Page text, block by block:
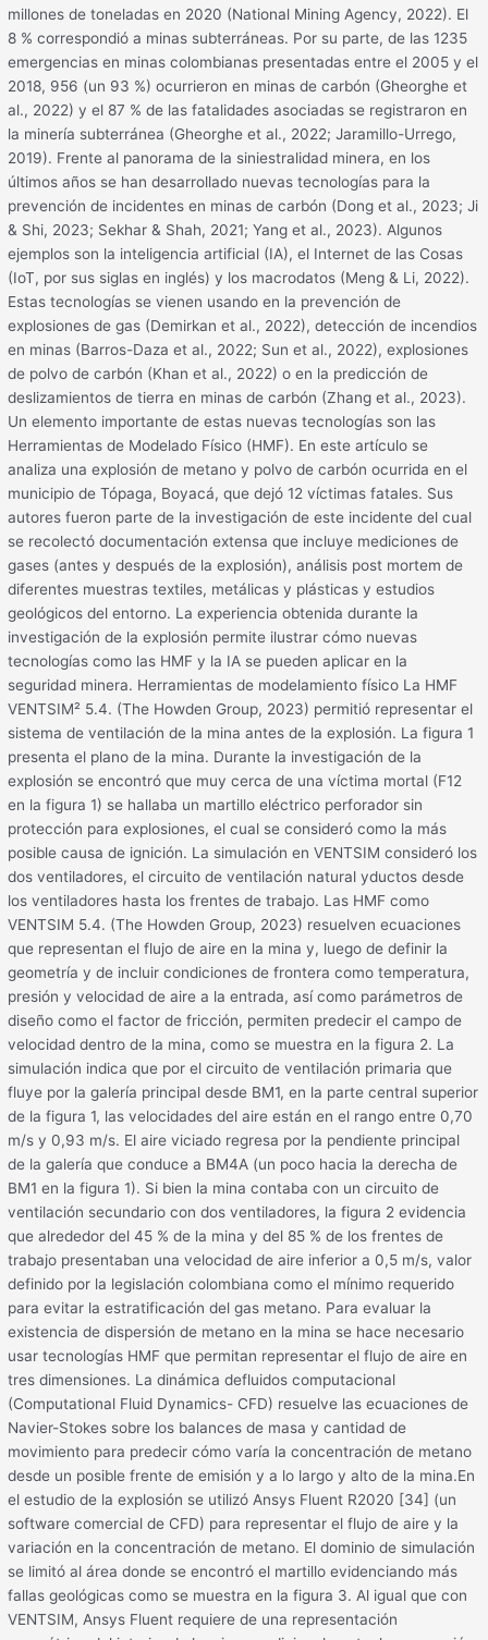
millones de toneladas en 2020 (National Mining Agency, 2022). El
8 % correspondió a minas subterráneas. Por su parte, de las 1235
emergencias en minas colombianas presentadas entre el 2005 y el
2018, 956 (un 93 %) ocurrieron en minas de carbón (Gheorghe et
al., 2022) y el 87 % de las fatalidades asociadas se registraron en
la minería subterránea (Gheorghe et al., 2022; Jaramillo-Urrego,
2019). Frente al panorama de la siniestralidad minera, en los
últimos años se han desarrollado nuevas tecnologías para la
prevención de incidentes en minas de carbón (Dong et al., 2023; Ji
& Shi, 2023; Sekhar & Shah, 2021; Yang et al., 2023). Algunos
ejemplos son la inteligencia artificial (IA), el Internet de las Cosas
(IoT, por sus siglas en inglés) y los macrodatos (Meng & Li, 2022).
Estas tecnologías se vienen usando en la prevención de
explosiones de gas (Demirkan et al., 2022), detección de incendios
en minas (Barros-Daza et al., 2022; Sun et al., 2022), explosiones
de polvo de carbón (Khan et al., 2022) o en la predicción de
deslizamientos de tierra en minas de carbón (Zhang et al., 2023).
Un elemento importante de estas nuevas tecnologías son las
Herramientas de Modelado Físico (HMF). En este artículo se
analiza una explosión de metano y polvo de carbón ocurrida en el
municipio de Tópaga, Boyacá, que dejó 12 víctimas fatales. Sus
autores fueron parte de la investigación de este incidente del cual
se recolectó documentación extensa que incluye mediciones de
gases (antes y después de la explosión), análisis post mortem de
diferentes muestras textiles, metálicas y plásticas y estudios
geológicos del entorno. La experiencia obtenida durante la
investigación de la explosión permite ilustrar cómo nuevas
tecnologías como las HMF y la IA se pueden aplicar en la
seguridad minera. Herramientas de modelamiento físico La HMF
VENTSIM² 5.4. (The Howden Group, 2023) permitió representar el
sistema de ventilación de la mina antes de la explosión. La figura 1
presenta el plano de la mina. Durante la investigación de la
explosión se encontró que muy cerca de una víctima mortal (F12
en la figura 1) se hallaba un martillo eléctrico perforador sin
protección para explosiones, el cual se consideró como la más
posible causa de ignición. La simulación en VENTSIM consideró los
dos ventiladores, el circuito de ventilación natural yductos desde
los ventiladores hasta los frentes de trabajo. Las HMF como
VENTSIM 5.4. (The Howden Group, 2023) resuelven ecuaciones
que representan el flujo de aire en la mina y, luego de definir la
geometría y de incluir condiciones de frontera como temperatura,
presión y velocidad de aire a la entrada, así como parámetros de
diseño como el factor de fricción, permiten predecir el campo de
velocidad dentro de la mina, como se muestra en la figura 2. La
simulación indica que por el circuito de ventilación primaria que
fluye por la galería principal desde BM1, en la parte central superior
de la figura 1, las velocidades del aire están en el rango entre 0,70
m/s y 0,93 m/s. El aire viciado regresa por la pendiente principal
de la galería que conduce a BM4A (un poco hacia la derecha de
BM1 en la figura 1). Si bien la mina contaba con un circuito de
ventilación secundario con dos ventiladores, la figura 2 evidencia
que alrededor del 45 % de la mina y del 85 % de los frentes de
trabajo presentaban una velocidad de aire inferior a 0,5 m/s, valor
definido por la legislación colombiana como el mínimo requerido
para evitar la estratificación del gas metano. Para evaluar la
existencia de dispersión de metano en la mina se hace necesario
usar tecnologías HMF que permitan representar el flujo de aire en
tres dimensiones. La dinámica defluidos computacional
(Computational Fluid Dynamics- CFD) resuelve las ecuaciones de
Navier-Stokes sobre los balances de masa y cantidad de
movimiento para predecir cómo varía la concentración de metano
desde un posible frente de emisión y a lo largo y alto de la mina.En
el estudio de la explosión se utilizó Ansys Fluent R2020 [34] (un
software comercial de CFD) para representar el flujo de aire y la
variación en la concentración de metano. El dominio de simulación
se limitó al área donde se encontró el martillo evidenciando más
fallas geológicas como se muestra en la figura 3. Al igual que con
VENTSIM, Ansys Fluent requiere de una representación